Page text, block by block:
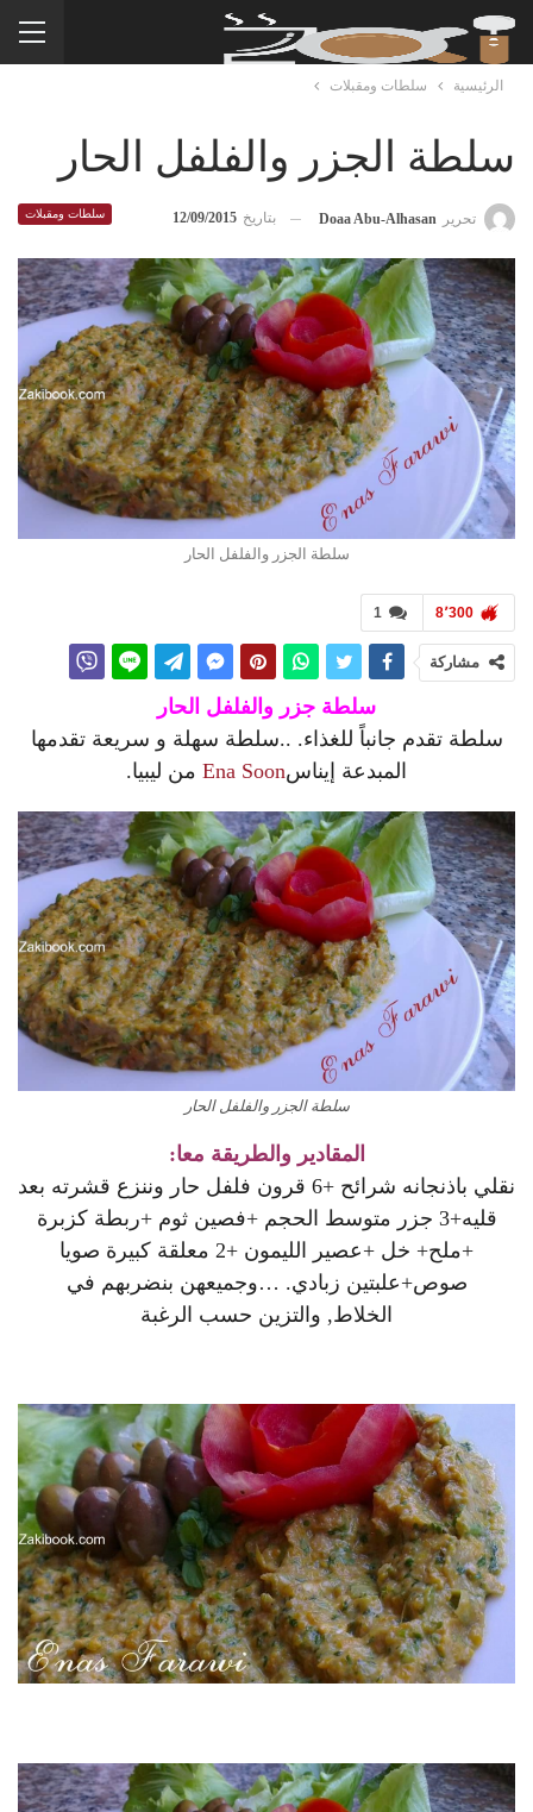
الرئيسية سلطات ومقبلات
سلطة الجزر والفلفل الحار
سلطات ومقبلات تحرير Doaa Abu-Alhasan بتاريخ 12/09/2015
سلطة الجزر والفلفل الحار
1 8٬300
مشاركة
سلطة جزر والفلفل الحار
سلطة تقدم جانباً للغذاء. ..سلطة سهلة و سريعة تقدمها
المبدعة إيناسEna Soon من ليبيا.
سلطة الجزر والفلفل الحار
المقادير والطريقة معا:
نقلي باذنجانه شرائح +6 قرون فلفل حار وننزع قشرته بعد
قليه+3 جزر متوسط الحجم +فصين ثوم +ربطة كزبرة
+ملح+ خل +عصير الليمون +2 معلقة كبيرة صويا
صوص+علبتين زبادي. …وجميعهن بنضربهم في
الخلاط, والتزين حسب الرغبة